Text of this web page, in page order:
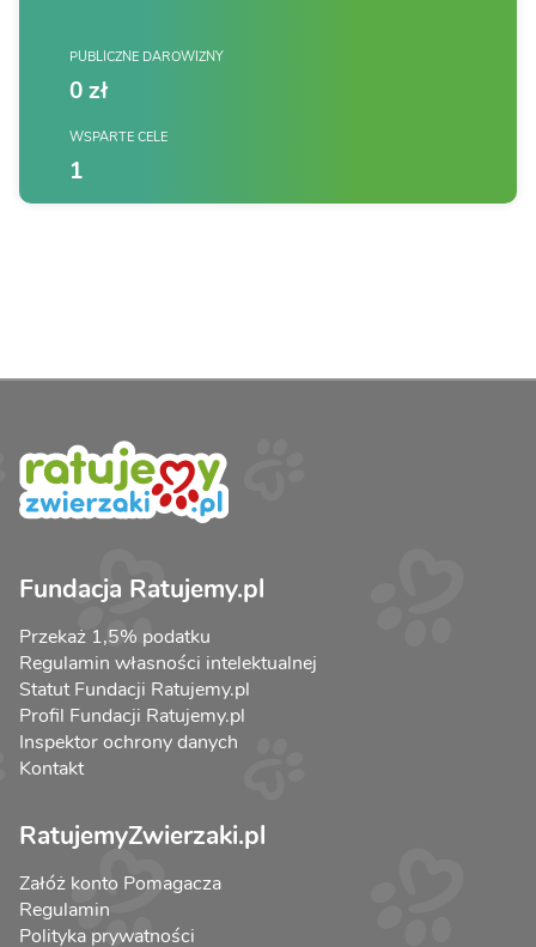
PUBLICZNE DAROWIZNY
0 zł
WSPARTE CELE
1
Fundacja Ratujemy.pl
Przekaż 1,5% podatku
Regulamin własności intelektualnej
Statut Fundacji Ratujemy.pl
Profil Fundacji Ratujemy.pl
Inspektor ochrony danych
Kontakt
RatujemyZwierzaki.pl
Załóż konto Pomagacza
Regulamin
Polityka prywatności